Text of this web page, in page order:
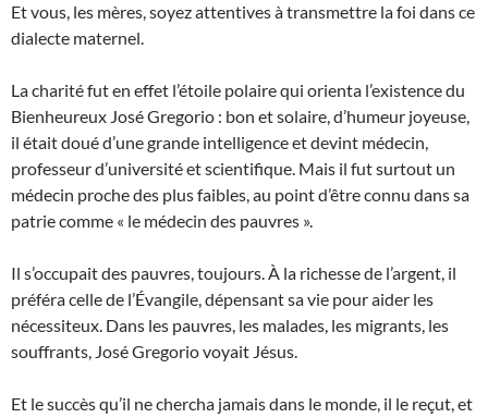
Et vous, les mères, soyez attentives à transmettre la foi dans ce
dialecte maternel.
La charité fut en effet l’étoile polaire qui orienta l’existence du
Bienheureux José Gregorio : bon et solaire, d’humeur joyeuse,
il était doué d’une grande intelligence et devint médecin,
professeur d’université et scientifique. Mais il fut surtout un
médecin proche des plus faibles, au point d’être connu dans sa
patrie comme « le médecin des pauvres ».
Il s’occupait des pauvres, toujours. À la richesse de l’argent, il
préféra celle de l’Évangile, dépensant sa vie pour aider les
nécessiteux. Dans les pauvres, les malades, les migrants, les
souffrants, José Gregorio voyait Jésus.
Et le succès qu’il ne chercha jamais dans le monde, il le reçut, et